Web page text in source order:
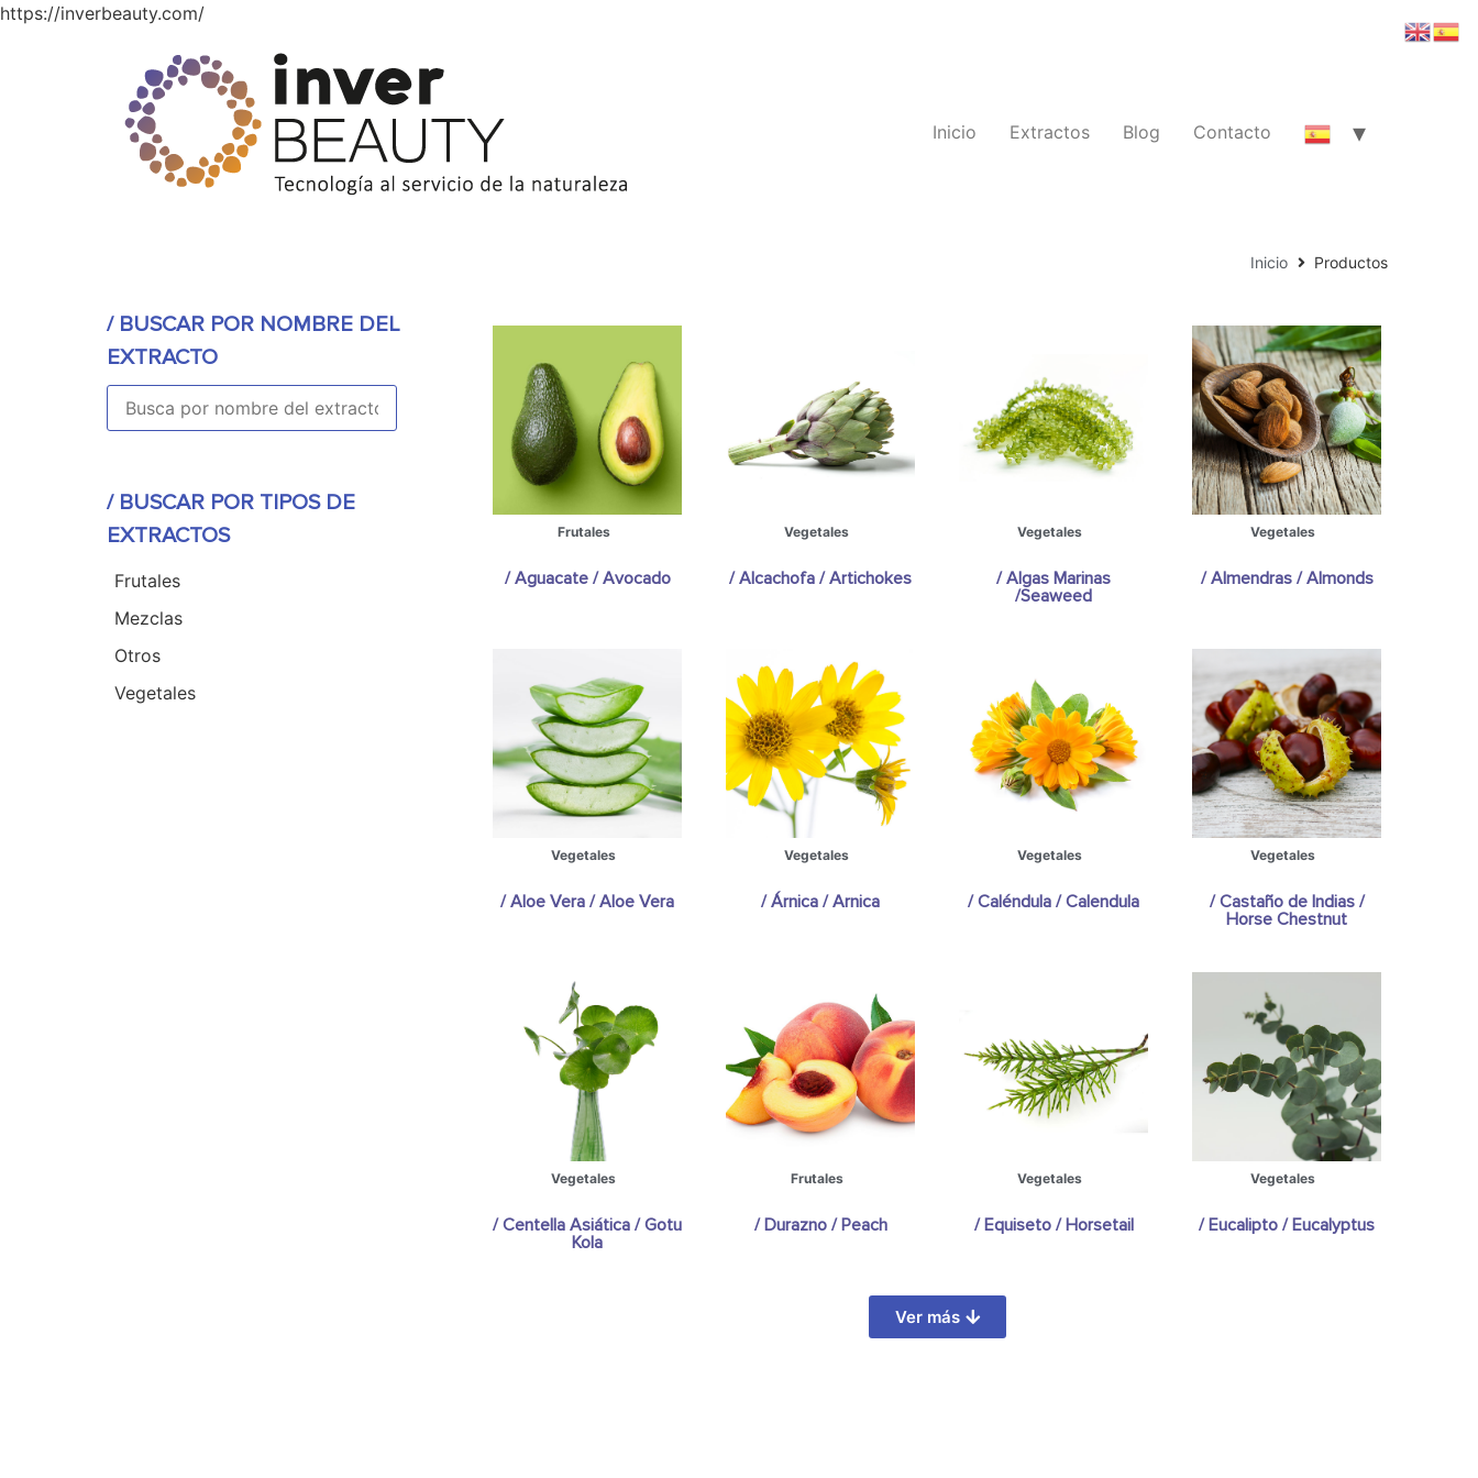
https://inverbeauty.com/
Inicio Extractos Blog Contacto
Inicio Productos
/ BUSCAR POR NOMBRE DEL
EXTRACTO
/ BUSCAR POR TIPOS DE
EXTRACTOS
Frutales
Mezclas
Otros
Vegetales
Frutales
/ Aguacate / Avocado
Vegetales
/ Alcachofa / Artichokes
Vegetales
/ Algas Marinas
/Seaweed
Vegetales
/ Almendras / Almonds
Vegetales
/ Aloe Vera / Aloe Vera
Vegetales
/ Árnica / Arnica
Vegetales
/ Caléndula / Calendula
Vegetales
/ Castaño de Indias /
Horse Chestnut
Vegetales
/ Centella Asiática / Gotu
Kola
Frutales
/ Durazno / Peach
Vegetales
/ Equiseto / Horsetail
Vegetales
/ Eucalipto / Eucalyptus
Ver más
Buscar
Mezclas
Vegetales